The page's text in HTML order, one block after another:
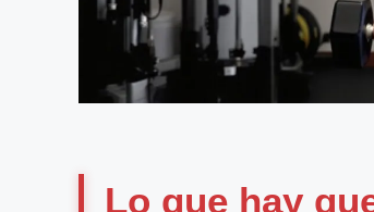
Lo que hay